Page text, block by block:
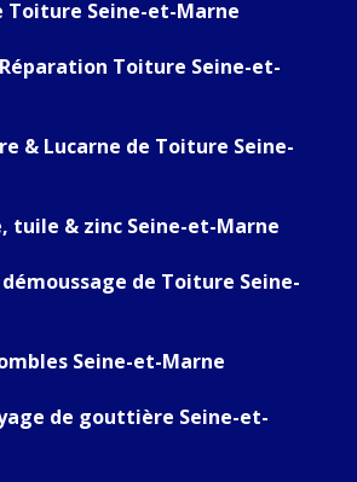
Toiture Seine-et-Marne
Toiture Seine-et-
& Lucarne de Toiture Seine-
tuile & zinc Seine-et-Marne
de Toiture Seine-
Seine-et-Marne
de gouttière Seine-et-